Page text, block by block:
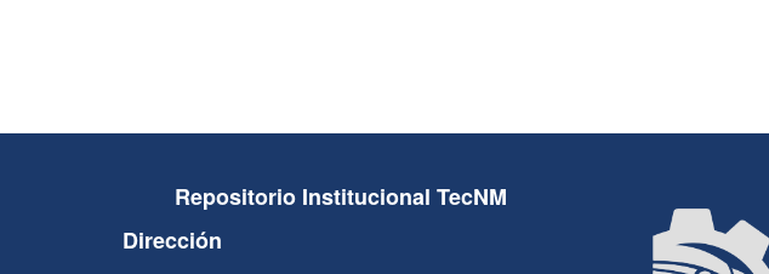
Repositorio Institucional TecNM
Dirección